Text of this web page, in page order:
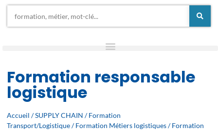
Formation responsable
logistique
Accueil /SUPPLY CHAIN /Formation
Transport/Logistique/Formation Métiers logistiques/ Formation